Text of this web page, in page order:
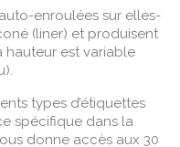
enroulées sur elles-
(liner) et produisent
hauteur est variable
types d’étiquettes
spécifique dans la
donne accès aux 30